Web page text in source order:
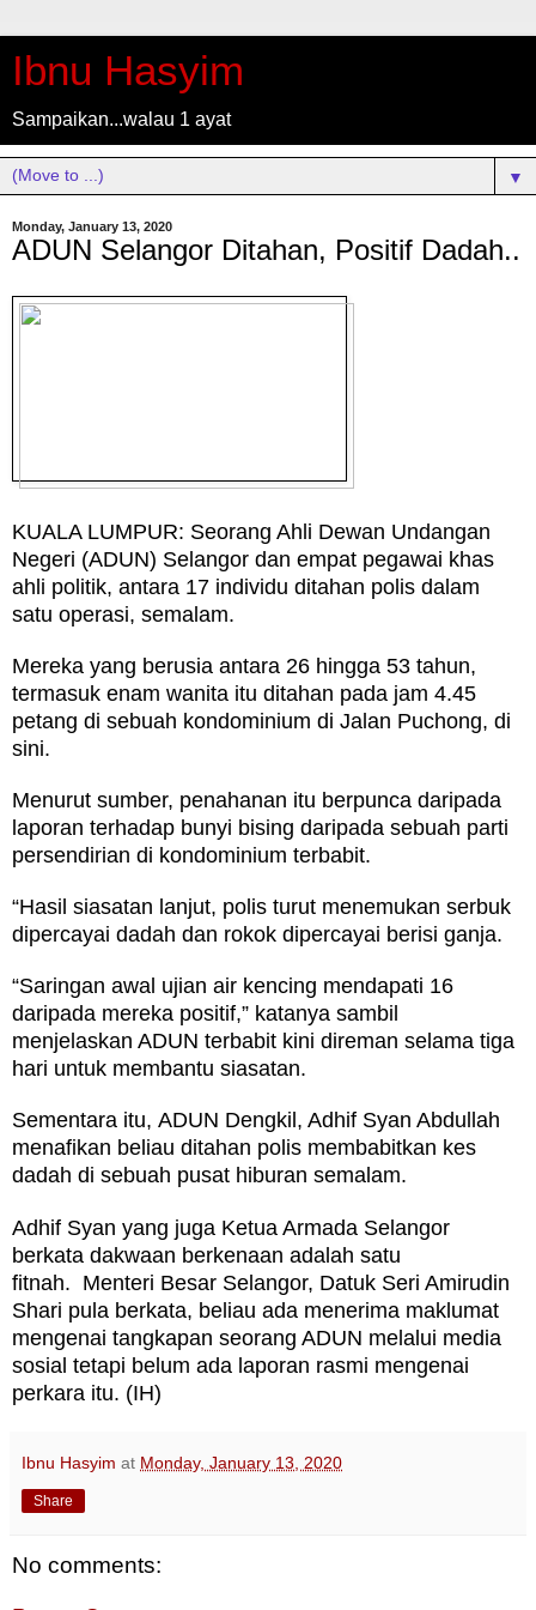
Ibnu Hasyim
Sampaikan...walau 1 ayat
▼
Monday, January 13, 2020
ADUN Selangor Ditahan, Positif Dadah..
KUALA LUMPUR: Seorang Ahli Dewan Undangan
Negeri (ADUN) Selangor dan empat pegawai khas
ahli politik, antara 17 individu ditahan polis dalam
satu operasi, semalam.
Mereka yang berusia antara 26 hingga 53 tahun,
termasuk enam wanita itu ditahan pada jam 4.45
petang di sebuah kondominium di Jalan Puchong, di
sini.
Menurut sumber, penahanan itu berpunca daripada
laporan terhadap bunyi bising daripada sebuah parti
persendirian di kondominium terbabit.
“Hasil siasatan lanjut, polis turut menemukan serbuk
dipercayai dadah dan rokok dipercayai berisi ganja.
“Saringan awal ujian air kencing mendapati 16
daripada mereka positif,” katanya sambil
menjelaskan ADUN terbabit kini direman selama tiga
hari untuk membantu siasatan.
Sementara itu, ADUN Dengkil, Adhif Syan Abdullah
menafikan beliau ditahan polis membabitkan kes
dadah di sebuah pusat hiburan semalam.
Adhif Syan yang juga Ketua Armada Selangor
berkata dakwaan berkenaan adalah satu
fitnah. Menteri Besar Selangor, Datuk Seri Amirudin
Shari pula berkata, beliau ada menerima maklumat
mengenai tangkapan seorang ADUN melalui media
sosial tetapi belum ada laporan rasmi mengenai
perkara itu. (IH)
Ibnu Hasyim at Monday, January 13, 2020
Share
No comments: